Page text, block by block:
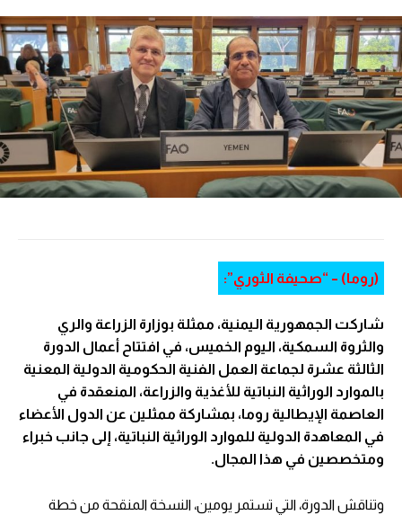
(روما) – “صحيفة الثوري”:
شاركت الجمهورية اليمنية، ممثلة بوزارة الزراعة والري
والثروة السمكية، اليوم الخميس، في افتتاح أعمال الدورة
الثالثة عشرة لجماعة العمل الفنية الحكومية الدولية المعنية
بالموارد الوراثية النباتية للأغذية والزراعة، المنعقدة في
العاصمة الإيطالية روما، بمشاركة ممثلين عن الدول الأعضاء
في المعاهدة الدولية للموارد الوراثية النباتية، إلى جانب خبراء
ومتخصصين في هذا المجال.
وتناقش الدورة، التي تستمر يومين، النسخة المنقحة من خطة